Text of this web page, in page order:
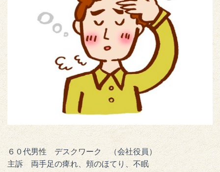
６０代男性 デスクワーク （会社役員）
主訴 両手足の痺れ、頬のほてり、不眠